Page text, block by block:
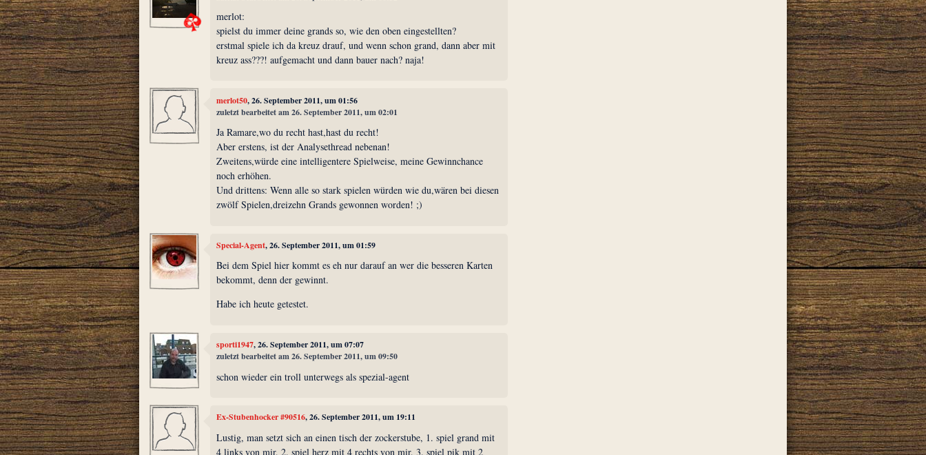
merlot:
spielst du immer deine grands so, wie den oben eingestellten?
erstmal spiele ich da kreuz drauf, und wenn schon grand, dann aber mit
kreuz ass???! aufgemacht und dann bauer nach? naja!
merlot50, 26. September 2011, um 01:56
zuletzt bearbeitet am 26. September 2011, um 02:01
Ja Ramare,wo du recht hast,hast du recht!
Aber erstens, ist der Analysethread nebenan!
Zweitens,würde eine intelligentere Spielweise, meine Gewinnchance
noch erhöhen.
Und drittens: Wenn alle so stark spielen würden wie du,wären bei diesen
zwölf Spielen,dreizehn Grands gewonnen worden! ;)
Special-Agent, 26. September 2011, um 01:59
Bei dem Spiel hier kommt es eh nur darauf an wer die besseren Karten
bekommt, denn der gewinnt.
Habe ich heute getestet.
sporti1947, 26. September 2011, um 07:07
zuletzt bearbeitet am 26. September 2011, um 09:50
schon wieder ein troll unterwegs als spezial-agent
Ex-Stubenhocker #90516, 26. September 2011, um 19:11
Lustig, man setzt sich an einen tisch der zockerstube, 1. spiel grand mit
4 links von mir, 2. spiel herz mit 4 rechts von mir, 3. spiel pik mit 2